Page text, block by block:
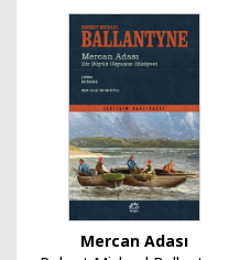
Mercan Adası